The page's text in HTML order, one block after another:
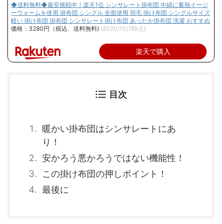
◆送料無料◆最安挑戦中！楽天1位 シンサレート掛布団 中綿に蓄熱イージ
ーウォームを使用 掛布団 シングル 全面使用 羽毛 掛け布団 シングルサイズ
軽い 掛け布団 掛布団 シンサレート掛け布団 あったか掛布団 洗濯 おすすめ
価格：3280円（税込、送料無料) (2020/10/7時点)
楽天で購入
目次
暖かい掛布団はシンサレートにあ
り！
安かろう悪かろうではない機能性！
この掛け布団の押しポイント！
最後に